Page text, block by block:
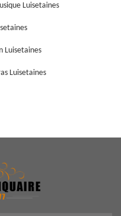
Luisetaines
Luisetaines
Luisetaines